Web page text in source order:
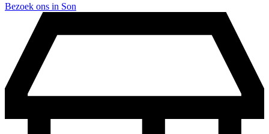
Bezoek ons in Son